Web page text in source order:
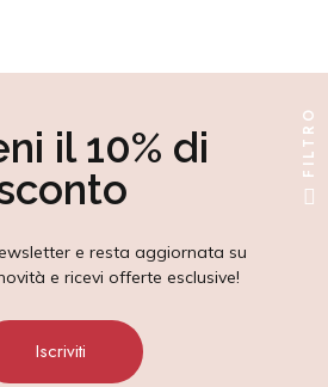
il 10% di
e resta aggiornata su
e ricevi offerte esclusive!
Iscriviti
FILTRO